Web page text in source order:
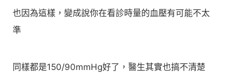
也因為這樣，變成說你在看診時量的血壓有可能不太
準
同樣都是150/90mmHg好了，醫生其實也搞不清楚